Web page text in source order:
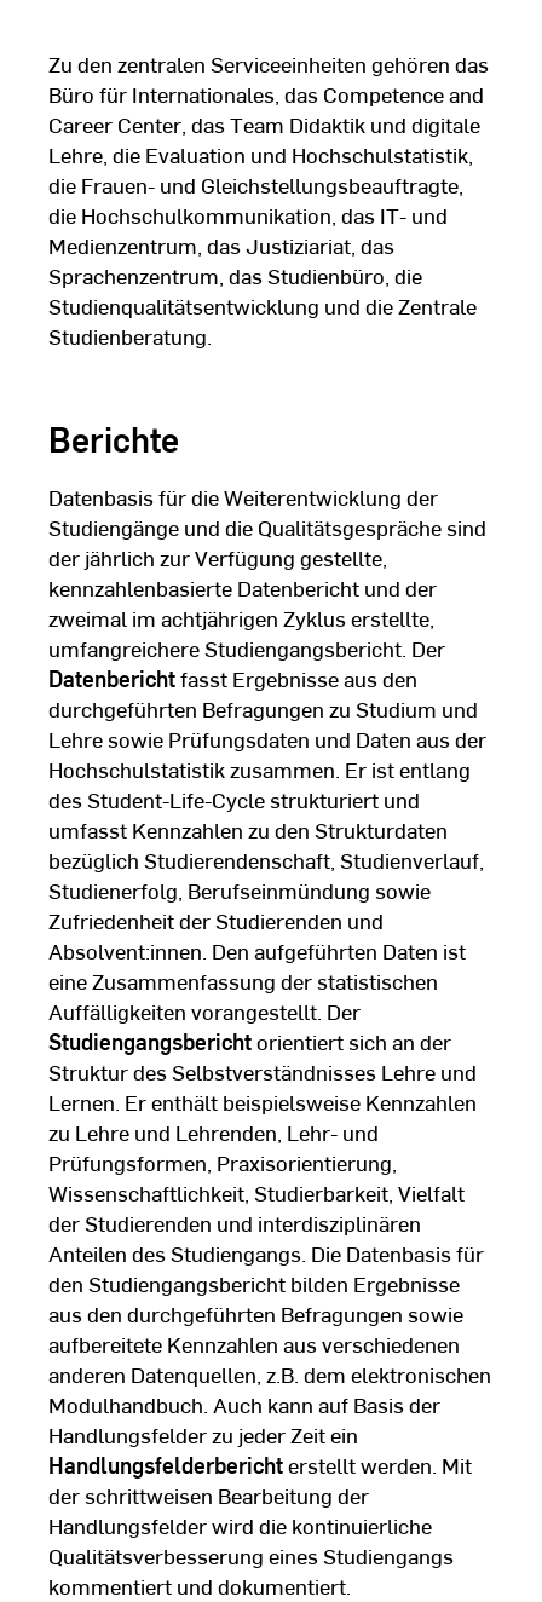
Zu den zentralen Serviceeinheiten gehören das
Büro für Internationales, das Competence and
Career Center, das Team Didaktik und digitale
Lehre, die Evaluation und Hochschulstatistik,
die Frauen- und Gleichstellungsbeauftragte,
die Hochschulkommunikation, das IT- und
Medienzentrum, das Justiziariat, das
Sprachenzentrum, das Studienbüro, die
Studienqualitätsentwicklung und die Zentrale
Studienberatung.
Berichte
Datenbasis für die Weiterentwicklung der
Studiengänge und die Qualitätsgespräche sind
der jährlich zur Verfügung gestellte,
kennzahlenbasierte Datenbericht und der
zweimal im achtjährigen Zyklus erstellte,
umfangreichere Studiengangsbericht. Der
Datenberichtfasst Ergebnisse aus den
durchgeführten Befragungen zu Studium und
Lehre sowie Prüfungsdaten und Daten aus der
Hochschulstatistik zusammen. Er ist entlang
des Student-Life-Cycle strukturiert und
umfasst Kennzahlen zu den Strukturdaten
bezüglich Studierendenschaft, Studienverlauf,
Studienerfolg, Berufseinmündung sowie
Zufriedenheit der Studierenden und
Absolvent:innen. Den aufgeführten Daten ist
eine Zusammenfassung der statistischen
Auffälligkeiten vorangestellt. Der
Studiengangsberichtorientiert sich an der
Struktur des Selbstverständnisses Lehre und
Lernen. Er enthält beispielsweise Kennzahlen
zu Lehre und Lehrenden, Lehr- und
Prüfungsformen, Praxisorientierung,
Wissenschaftlichkeit, Studierbarkeit, Vielfalt
der Studierenden und interdisziplinären
Anteilen des Studiengangs. Die Datenbasis für
den Studiengangsbericht bilden Ergebnisse
aus den durchgeführten Befragungen sowie
aufbereitete Kennzahlen aus verschiedenen
anderen Datenquellen, z.B. dem elektronischen
Modulhandbuch. Auch kann auf Basis der
Handlungsfelder zu jeder Zeit ein
Handlungsfelderberichterstellt werden. Mit
der schrittweisen Bearbeitung der
Handlungsfelder wird die kontinuierliche
Qualitätsverbesserung eines Studiengangs
kommentiert und dokumentiert.